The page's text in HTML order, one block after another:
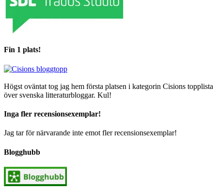
Fin 1 plats!
Högst oväntat tog jag hem första platsen i kategorin Cisions topplista
över svenska litteraturbloggar. Kul!
Inga fler recensionsexemplar!
Jag tar för närvarande inte emot fler recensionsexemplar!
Blogghubb